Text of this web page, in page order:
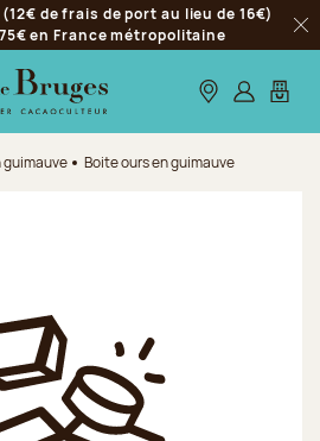
de frais de port au lieu de 16€)
en France métropolitaine
Nos boutiques
S’identifier
Mon
guimauve Boite ours en guimauve